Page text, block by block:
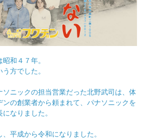
昭和４７年。
方でした。
ソニックの担当営業だった北野武司は、体
ンの創業者から頼まれて、パナソニックを
なりました。
平成から令和になりました。